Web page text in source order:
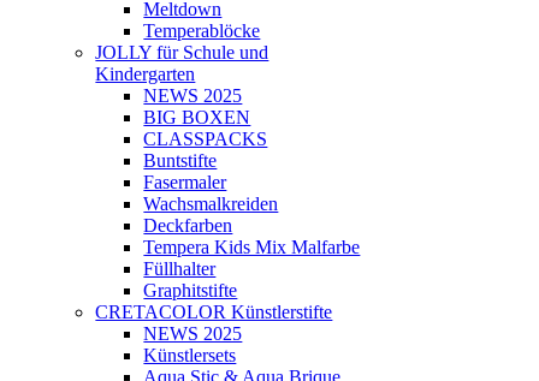
Meltdown
Temperablöcke
JOLLY für Schule und
Kindergarten
NEWS 2025
BIG BOXEN
CLASSPACKS
Buntstifte
Fasermaler
Wachsmalkreiden
Deckfarben
Tempera Kids Mix Malfarbe
Füllhalter
Graphitstifte
CRETACOLOR Künstlerstifte
NEWS 2025
Künstlersets
Aqua Stic & Aqua Brique